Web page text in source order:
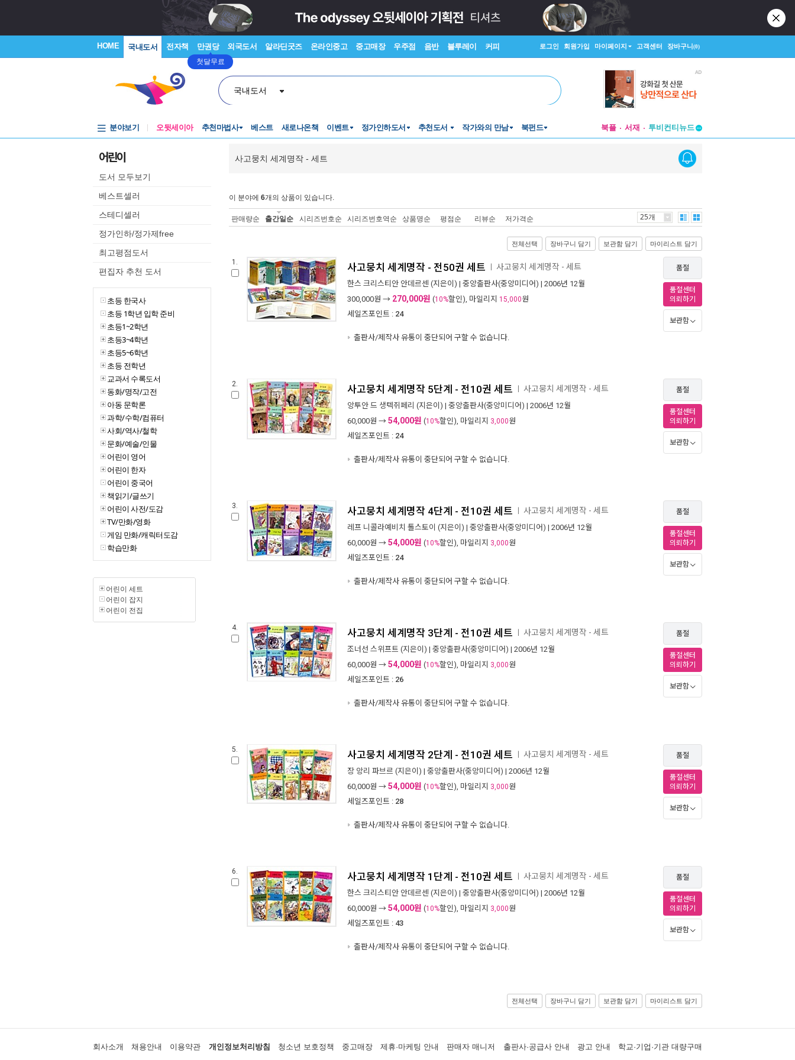
HOME 국내도서 전자책 만권당
첫달무료
외국도서 알라딘굿즈 온라인중고 중고매장 우주점 음반 블루레이 커피 로그인 회원가입 마이페이지 고객센터 장바구니(0)
국내도서
분야보기 오뒷세이아 추천마법사 베스트 새로나온책 이벤트 정가인하도서 추천도서 작가와의 만남 북펀드 북플 서재
투비컨티뉴드
투비컨티뉴드
어린이
도서 모두보기
베스트셀러
스테디셀러
정가인하/정가제free
최고평점도서
편집자 추천 도서
초등 한국사
초등 1학년 입학 준비
초등1~2학년
초등3~4학년
초등5~6학년
초등 전학년
교과서 수록도서
동화/명작/고전
아동 문학론
과학/수학/컴퓨터
사회/역사/철학
문화/예술/인물
어린이 영어
어린이 한자
어린이 중국어
책읽기/글쓰기
어린이 사전/도감
TV/만화/영화
게임 만화/캐릭터도감
학습만화
어린이 세트
어린이 잡지
어린이 전집
사고뭉치 세계명작 - 세트
이 분야에 6개의 상품이 있습니다.
판매량순 출간일순 시리즈번호순 시리즈번호역순 상품명순 평점순 리뷰순 저가격순 25개
전체선택 장바구니 담기 보관함 담기 마이리스트 담기
1. 사고뭉치 세계명작 - 전50권 세트 사고뭉치 세계명작 - 세트
한스 크리스티안 안데르센 (지은이) | 중앙출판사(중앙미디어) | 2006년 12월
300,000원 → 270,000원 (10%할인), 마일리지 15,000원
세일즈포인트 : 24
출판사/제작사 유통이 중단되어 구할 수 없습니다.
품절
품절센터
의뢰하기
보관함
2. 사고뭉치 세계명작 5단계 - 전10권 세트 사고뭉치 세계명작 - 세트
앙투안 드 생텍쥐페리 (지은이) | 중앙출판사(중앙미디어) | 2006년 12월
60,000원 → 54,000원 (10%할인), 마일리지 3,000원
세일즈포인트 : 24
출판사/제작사 유통이 중단되어 구할 수 없습니다.
품절
품절센터
의뢰하기
보관함
3. 사고뭉치 세계명작 4단계 - 전10권 세트 사고뭉치 세계명작 - 세트
레프 니콜라예비치 톨스토이 (지은이) | 중앙출판사(중앙미디어) | 2006년 12월
60,000원 → 54,000원 (10%할인), 마일리지 3,000원
세일즈포인트 : 24
출판사/제작사 유통이 중단되어 구할 수 없습니다.
품절
품절센터
의뢰하기
보관함
4. 사고뭉치 세계명작 3단계 - 전10권 세트 사고뭉치 세계명작 - 세트
조너선 스위프트 (지은이) | 중앙출판사(중앙미디어) | 2006년 12월
60,000원 → 54,000원 (10%할인), 마일리지 3,000원
세일즈포인트 : 26
출판사/제작사 유통이 중단되어 구할 수 없습니다.
품절
품절센터
의뢰하기
보관함
5. 사고뭉치 세계명작 2단계 - 전10권 세트 사고뭉치 세계명작 - 세트
장 앙리 파브르 (지은이) | 중앙출판사(중앙미디어) | 2006년 12월
60,000원 → 54,000원 (10%할인), 마일리지 3,000원
세일즈포인트 : 28
출판사/제작사 유통이 중단되어 구할 수 없습니다.
품절
품절센터
의뢰하기
보관함
6. 사고뭉치 세계명작 1단계 - 전10권 세트 사고뭉치 세계명작 - 세트
한스 크리스티안 안데르센 (지은이) | 중앙출판사(중앙미디어) | 2006년 12월
60,000원 → 54,000원 (10%할인), 마일리지 3,000원
세일즈포인트 : 43
출판사/제작사 유통이 중단되어 구할 수 없습니다.
품절
품절센터
의뢰하기
보관함
전체선택 장바구니 담기 보관함 담기 마이리스트 담기
회사소개 채용안내 이용약관 개인정보처리방침 청소년 보호정책 중고매장 제휴·마케팅 안내 판매자 매니저 출판사·공급사 안내 광고 안내 학교·기업·기관 대량구매